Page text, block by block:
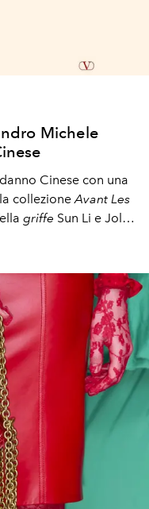
Michele
Cinese con una
collezione Avant Les
griffe Sun Li e Jolin